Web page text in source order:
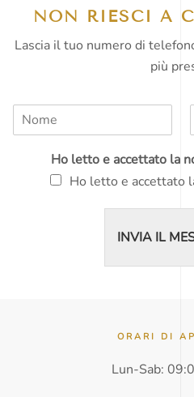
NON RIESCI A
Lascia il tuo numero di
più
r
n
*
Ho letto e accettato la
Ho letto e accettato
INVIA IL
ORARI DI
Lun-Sab: